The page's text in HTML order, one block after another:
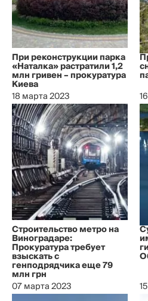
При реконструкции парка
«Наталка» растратили 1,2
млн гривен – прокуратура
Киева
18 марта 2023
Строительство метро на
Виноградаре:
Прокуратура требует
взыскать с
генподрядчика еще 79
млн грн
07 марта 2023